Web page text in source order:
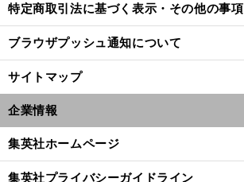
特定商取引法に基づく表示・その他の事項
ブラウザプッシュ通知について
サイトマップ
企業情報
集英社ホームページ
集英社プライバシーガイドライン